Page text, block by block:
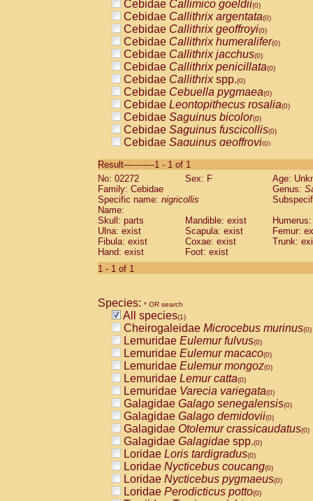
Cebidae Callimico goeldii(0)
Cebidae Callithrix argentata(0)
Cebidae Callithrix geoffroyi(0)
Cebidae Callithrix humeralifer(0)
Cebidae Callithrix jacchus(0)
Cebidae Callithrix penicillata(0)
Cebidae Callithrixspp.(0)
Cebidae Cebuella pygmaea(0)
Cebidae Leontopithecus rosalia(0)
Cebidae Saguinus bicolor(0)
Cebidae Saguinus fuscicollis(0)
Cebidae Saguinus geoffroyi(0)
CebidaeSaguinus labiatus(0)
Cebidae Saguinus leucopus (0)
Cebidae
CebidaeSaguinus mystax
Cebidae Saguinus nigricollis (1)
Cebidae Saguinus oedipus
Cebidae Saguinus weddelli
Cebidae Saguinusspp.
Cebidae
CebidaeCebus capucinus
CebidaeCebus nigrivittatus
CebidaeCebus spp.(0)
CebidaeSaimiri boliviensis(0)
CebidaeSaimiri sciureus(0)
AtelidaeAlouatta caraya(0)
AtelidaeAlouatta fusca(0)
AtelidaeAlouatta seniculus(0)
AtelidaeAlouattaspp.(0)
AtelidaeAteles belzebuth(0)
AtelidaeAteles geoffroyi(0)
AtelidaeAteles paniscus(0)
AtelidaeAtelesspp.(0)
AtelidaeLagothrix lagothricha(0)
AtelidaeLagothrix lagothricha cana
PitheciidaeCacajao calvus
Result-----------1 - 1 of 1
No: 02272
Sex: F
Age:
Family: Cebidae
Genus:
Specific name: nigricollis
Name:
Skull: parts
Mandible: exist
Ulna: exist
Scapula: exist
Femur:
Fibula: exist
Coxae: exist
Trunk:
Hand: exist
Foot: exist
1 - 1 of 1
Species: * OR search
All species(1)
Cheirogaleidae Microcebus murinus(0)
Lemuridae Eulemur fulvus(0)
Lemuridae Eulemur macaco(0)
Lemuridae Eulemur mongoz(0)
Lemuridae Lemur catta(0)
Lemuridae Varecia variegata(0)
Galagidae Galago senegalensis(0)
Galagidae Galago demidovii(0)
Galagidae Otolemur crassicaudatus(0)
Galagidae Galagidae spp.(0)
Loridae Loris tardigradus(0)
Loridae Nycticebus coucang(0)
Loridae Nycticebus pygmaeus(0)
Loridae Perodicticus potto(0)